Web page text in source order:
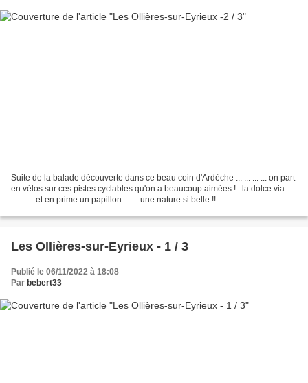
Suite de la balade découverte dans ce beau coin d'Ardèche ... ... ... ... on part
en vélos sur ces pistes cyclables qu'on a beaucoup aimées ! : la dolce via ...
... ... ... et en prime un papillon ... ... une nature si belle !! ... ... ... ... ... ......
Les Ollières-sur-Eyrieux - 1 / 3
Publié le 06/11/2022 à 18:08
Par bebert33